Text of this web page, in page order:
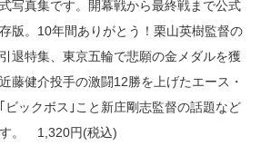
写真集です。開幕戦から最終戦まで公式
版。10年間ありがとう！栗山英樹監督の
退特集、東京五輪で悲願の金メダルを獲
藤健介投手の激闘12勝を上げたエース・
ビックボス｣こと新庄剛志監督の話題など
。 1,320円(税込)